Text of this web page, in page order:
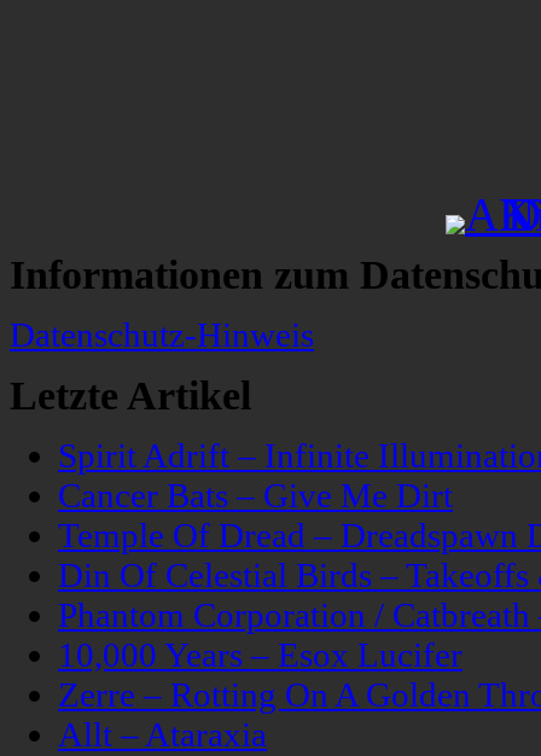
Informationen zum
Datenschutz-Hinweis
Letzte Artikel
Spirit Adrift – Infinite
Cancer Bats – Give Me Dirt
Temple Of Dread – Dreadspawn
Din Of Celestial Birds –
Phantom Corporation /
10,000 Years – Esox Lucifer
Zerre – Rotting On A Golden
Allt – Ataraxia